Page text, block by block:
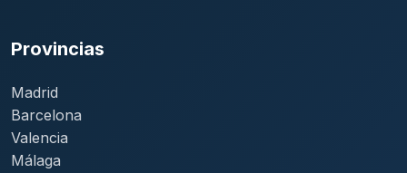
Provincias
Madrid
Barcelona
Valencia
Málaga